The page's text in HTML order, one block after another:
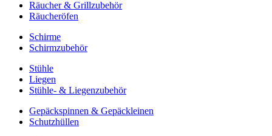
Räucher & Grillzubehör
Räucheröfen
Schirme
Schirmzubehör
Stühle
Liegen
Stühle- & Liegenzubehör
Gepäckspinnen & Gepäckleinen
Schutzhüllen